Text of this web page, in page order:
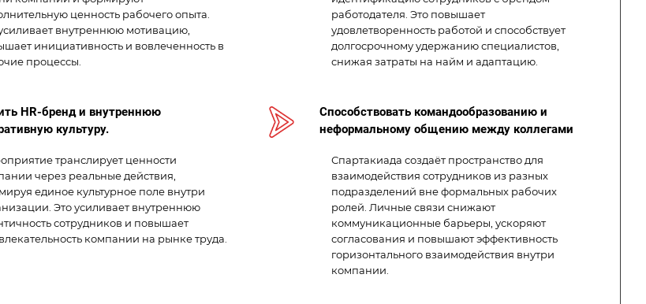
ценность рабочего опыта.
внутреннюю мотивацию,
инициативность и вовлеченность в
процессы.
работодателя. Это повышает
удовлетворенность работой и способствует
долгосрочному удержанию специалистов,
снижая затраты на найм и адаптацию.
HR-бренд и внутреннюю
культуру.
транслирует ценности
через реальные действия,
единое культурное поле внутри
Это усиливает внутреннюю
сотрудников и повышает
компании на рынке труда.
Способствовать командообразованию и
неформальному общению между коллегами
Спартакиада создаёт пространство для
взаимодействия сотрудников из разных
подразделений вне формальных рабочих
ролей. Личные связи снижают
коммуникационные барьеры, ускоряют
согласования и повышают эффективность
горизонтального взаимодействия внутри
компании.